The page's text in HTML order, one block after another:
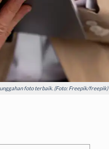
foto terbaik. (Foto: Freepik/freepik)